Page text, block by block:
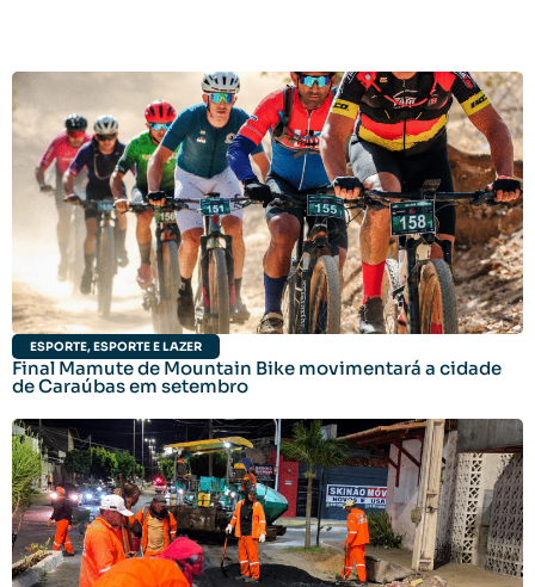
ESPORTE,ESPORTE E LAZER
Final Mamute de Mountain Bike movimentará a cidade
de Caraúbas em setembro